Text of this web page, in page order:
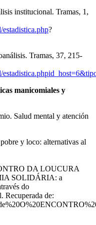
institucional. Tramas, 1,
?
Tramas, 37, 215-
manicomiales y
Salud mental y atención
y loco: alternativas al
Ed Topía
DA LOUCURA
SOLIDÁRIA: a
do
Recuperada de: